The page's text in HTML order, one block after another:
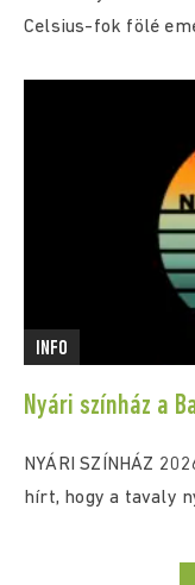
Celsius-fok fölé
INFO
Nyári színház a
NYÁRI SZÍNHÁZ
hírt, hogy a tavaly